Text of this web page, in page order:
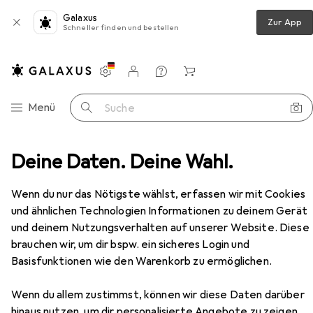
Deine Daten. Deine Wahl.
Wenn du nur das Nötigste wählst, erfassen wir mit Cookies
und ähnlichen Technologien Informationen zu deinem Gerät
und deinem Nutzungsverhalten auf unserer Website. Diese
brauchen wir, um dir bspw. ein sicheres Login und
Basisfunktionen wie den Warenkorb zu ermöglichen.
Wenn du allem zustimmst, können wir diese Daten darüber
Galaxus
Schneller finden und bestellen Zur App
Navigation nach Kategorien
Menü Suche
Einstellungen
Kundenkonto
Vergleichslisten
Merklisten
Warenkorb
+ Teppiche Teppich Esprit California
EUR
142,–
Esprit California